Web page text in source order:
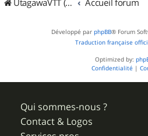
Développé par phpBB® Forum
Traduction française
Optimized by:
Confidentialité |
Qui sommes-nous ?
Contact & Logos